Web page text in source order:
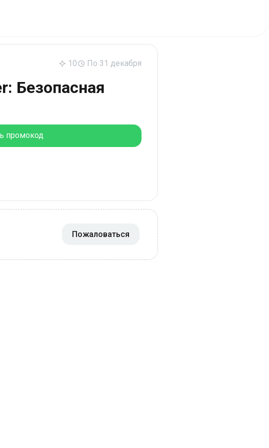
10 По 31 декабря
Безопасная
промокод
Пожаловаться